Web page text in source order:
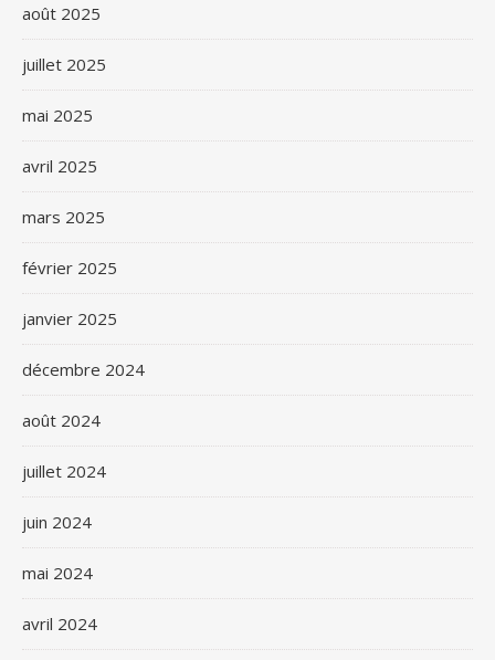
août 2025
juillet 2025
mai 2025
avril 2025
mars 2025
février 2025
janvier 2025
décembre 2024
août 2024
juillet 2024
juin 2024
mai 2024
avril 2024